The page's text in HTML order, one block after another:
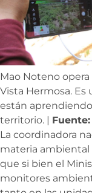
Mao Noteno
Vista Hermosa.
están
territorio. | Fuente:
La coordinadora
materia ambiental
que si bien el
monitores